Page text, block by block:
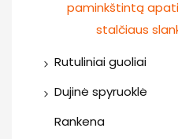
paminkštintą
stalčiaus
Rutuliniai guoliai
Įprastos stalčių
Soft Close
Dujinė spyruoklė
Sulankstomų durų
Rankena